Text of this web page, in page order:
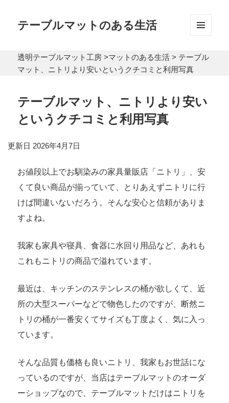
テーブルマットのある生活
ィジェ
透明テーブルマット工房>マットのある生活> テーブル
マット、ニトリより安いというクチコミと利用写真
テーブルマット、ニトリより安い
というクチコミと利用写真
更新日 2026年4月7日
お値段以上でお馴染みの家具量販店「ニトリ」、安
くて良い商品が揃っていて、とりあえずニトリに行
けば間違いないだろう。そんな安心と信頼がありま
すよね。
我家も家具や寝具、食器に水回り用品など、あれも
これもニトリの商品で溢れています。
最近は、キッチンのステンレスの桶が欲しくて、近
所の大型スーパーなどで物色したのですが、断然ニ
トリの桶が一番安くてサイズも丁度よく、気に入っ
ています。
そんな品質も価格も良いニトリ、我家もお世話にな
っているのですが、当店はテーブルマットのオーダ
ーショップなので、テーブルマットだけはニトリを